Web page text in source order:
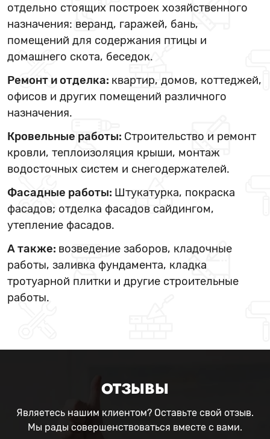
отдельно стоящих построек хозяйственного
назначения: веранд, гаражей, бань,
помещений для содержания птицы и
домашнего скота, беседок.
Ремонт и отделка: квартир, домов, коттеджей,
офисов и других помещений различного
назначения.
Кровельные работы: Строительство и ремонт
кровли, теплоизоляция крыши, монтаж
водосточных систем и снегодержателей.
Фасадные работы: Штукатурка, покраска
фасадов; отделка фасадов сайдингом,
утепление фасадов.
А также: возведение заборов, кладочные
работы, заливка фундамента, кладка
тротуарной плитки и другие строительные
работы.
ОТЗЫВЫ
Являетесь нашим клиентом? Оставьте свой отзыв.
Мы рады совершенствоваться вместе с вами.